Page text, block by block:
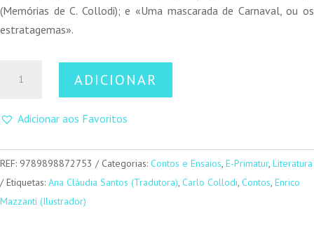
(Memórias de C. Collodi); e «Uma mascarada de Carnaval, ou os
estratagemas».
Alegres
ADICIONAR
Adicionar aos Favoritos
REF: 9789898872753 Categorias: Contos e Ensaios, E-Primatur, Literatura
Etiquetas: Ana Cláudia Santos (Tradutora), Carlo Collodi, Contos, Enrico
Mazzanti (Ilustrador)